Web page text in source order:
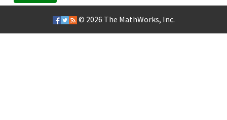
© 2026 The MathWorks, Inc.